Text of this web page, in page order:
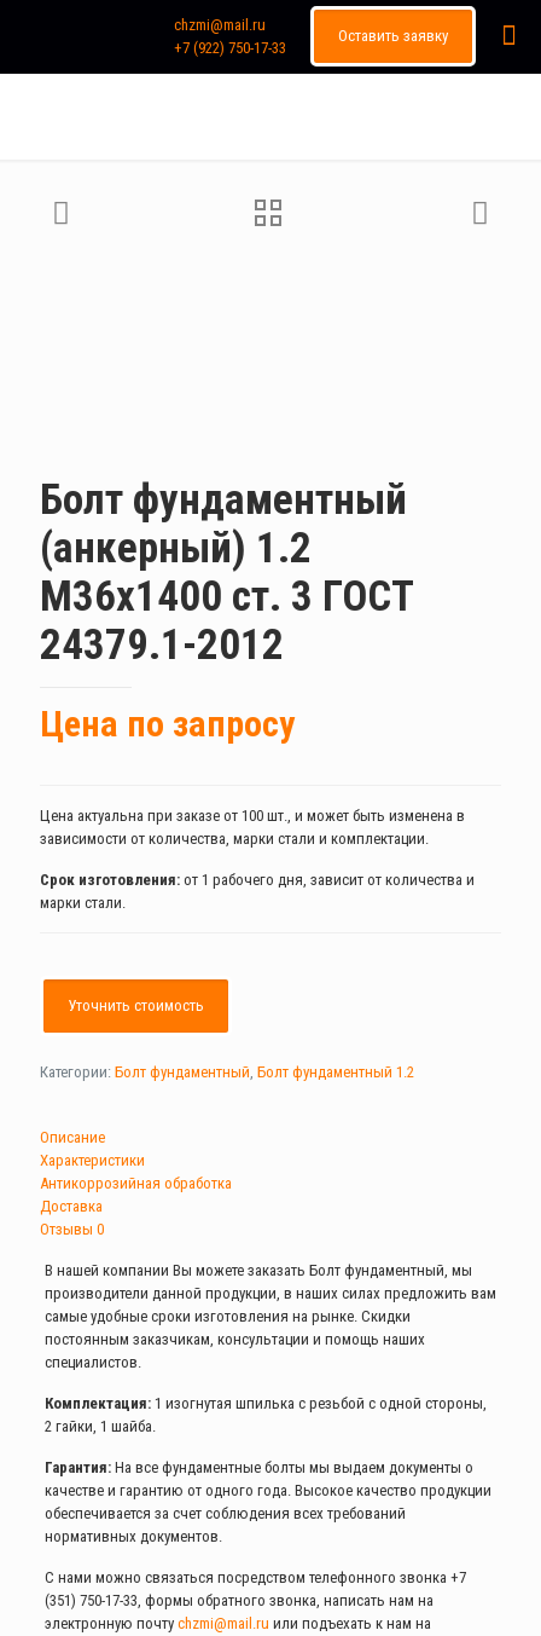
chzmi@mail.ru
+7 (922) 750-17-33
Оставить заявку
Болт фундаментный
(анкерный) 1.2
М36х1400 ст. 3 ГОСТ
24379.1-2012
Цена по запросу
Цена актуальна при заказе от 100 шт., и может быть изменена в
зависимости от количества, марки стали и комплектации.
Срок изготовления: от 1 рабочего дня, зависит от количества и
марки стали.
Уточнить стоимость
Категории: Болт фундаментный, Болт фундаментный 1.2
Описание
Характеристики
Антикоррозийная обработка
Доставка
Отзывы 0
В нашей компании Вы можете заказать Болт фундаментный, мы
производители данной продукции, в наших силах предложить вам
самые удобные сроки изготовления на рынке. Скидки
постоянным заказчикам, консультации и помощь наших
специалистов.
Комплектация:1 изогнутая шпилька с резьбой с одной стороны,
2 гайки, 1 шайба.
Гарантия:На все фундаментные болты мы выдаем документы о
качестве и гарантию от одного года. Высокое качество продукции
обеспечивается за счет соблюдения всех требований
нормативных документов.
С нами можно связаться посредством телефонного звонка +7
(351) 750-17-33, формы обратного звонка, написать нам на
электронную почту chzmi@mail.ru или подъехать к нам на